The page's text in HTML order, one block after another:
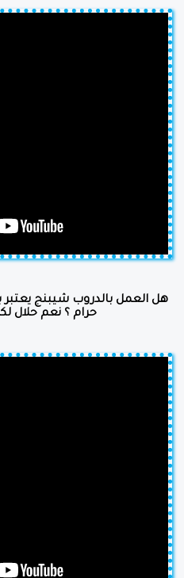
هل العمل بالدروب شيبنج يعتبر
حرام ؟ نعم حلال